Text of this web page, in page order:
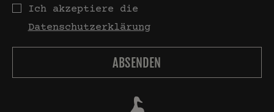
Datenschutz
Ich akzeptiere die
Datenschutzerklärung